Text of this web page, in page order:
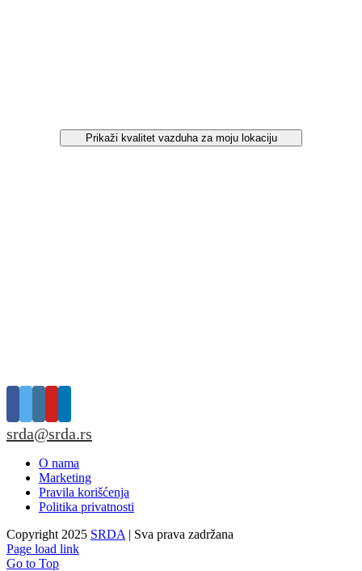
Prikaži kvalitet vazduha za moju lokaciju
srda@srda.rs
O nama
Marketing
Pravila korišćenja
Politika privatnosti
Copyright 2025 SRDA | Sva prava zadržana
Page load link
Go to Top